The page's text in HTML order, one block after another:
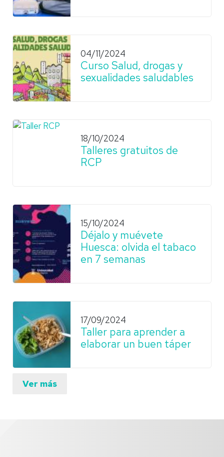
04/11/2024
Curso Salud, drogas y
sexualidades saludables
18/10/2024
Talleres gratuitos de
RCP
15/10/2024
Déjalo y muévete
Huesca: olvida el tabaco
en 7 semanas
17/09/2024
Taller para aprender a
elaborar un buen táper
Ver más